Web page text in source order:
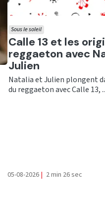
Ecouter
Calle 13 et les
reggaeton avec
Julien
Sous le soleil
Natalia et Julien plongent
du reggaeton avec Calle 13,
05-08-2026 | 2 min 26 sec